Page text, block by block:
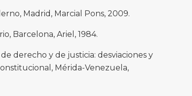
Madrid, Marcial Pons, 2009.
Barcelona, Ariel, 1984.
derecho y de justicia: desviaciones y
Mérida-Venezuela,